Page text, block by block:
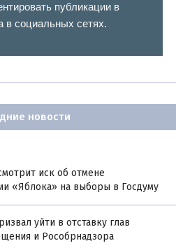
публикации в
в социальных сетях.
новости
иск об отмене
«Яблока» на выборы в Госдуму
уйти в отставку глав
и Рособрнадзора